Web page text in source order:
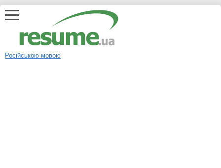
Російською мовою